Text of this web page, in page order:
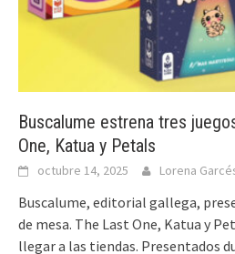
Buscalume estrena tres
One, Katua y Petals
octubre 14, 2025 Lorena
Buscalume, editorial gallega,
de mesa. The Last One, Katua y
llegar a las tiendas. Presentados